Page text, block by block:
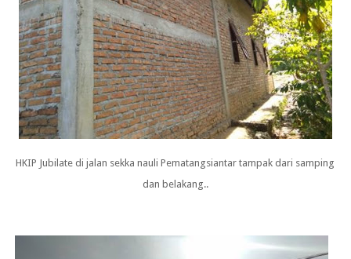
HKIP Jubilate di jalan sekka nauli Pematangsiantar tampak dari samping
dan belakang..